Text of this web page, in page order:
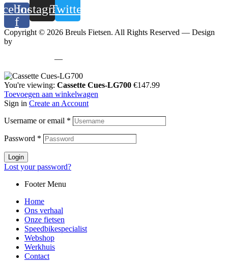
f
Instagram
Twitter
Copyright © 2026 Breuls Fietsen. All Rights Reserved — Design
by
—
You're viewing: Cassette Cues-LG700 €147.99
Toevoegen aan winkelwagen
Sign in Create an Account
Username or email *
Password *
Login
Lost your password?
Footer Menu
Home
Ons verhaal
Onze fietsen
Speedbikespecialist
Webshop
Werkhuis
Contact